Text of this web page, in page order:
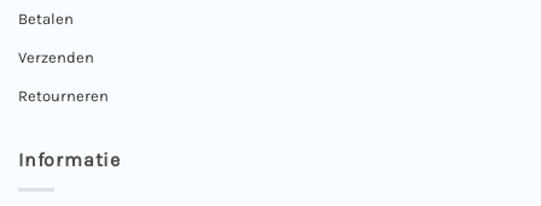
Betalen
Verzenden
Retourneren
Informatie